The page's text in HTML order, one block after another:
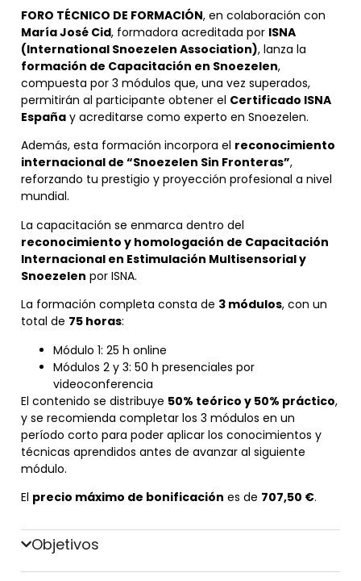
FORO TÉCNICO DE FORMACIÓN, en colaboración con
María José Cid, formadora acreditada por ISNA
(International Snoezelen Association), lanza la
formación de Capacitación en Snoezelen,
compuesta por 3 módulos que, una vez superados,
permitirán al participante obtener el Certificado ISNA
España y acreditarse como experto en Snoezelen.
Además, esta formación incorpora el reconocimiento
internacional de “Snoezelen Sin Fronteras”,
reforzando tu prestigio y proyección profesional a nivel
mundial.
La capacitación se enmarca dentro del
reconocimiento y homologación de Capacitación
Internacional en Estimulación Multisensorial y
Snoezelen por ISNA.
La formación completa consta de 3 módulos, con un
total de 75 horas:
Módulo 1: 25 h online
Módulos 2 y 3: 50 h presenciales por
videoconferencia
El contenido se distribuye 50% teórico y 50% práctico,
y se recomienda completar los 3 módulos en un
período corto para poder aplicar los conocimientos y
técnicas aprendidos antes de avanzar al siguiente
módulo.
El precio máximo de bonificación es de 707,50 €.
Objetivos